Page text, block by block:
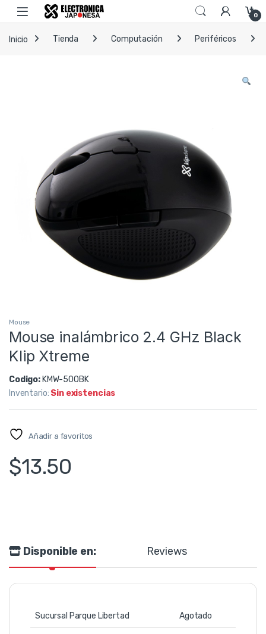
Skip to navigation
Skip to content
Open 0
Inicio Tienda Computación Periféricos
Mouse
Mouse inalámbrico 2.4 GHz Black
Klip Xtreme
Codigo: KMW-500BK
Inventario: Sin existencias
Añadir a favoritos
$13.50
Disponible en: Reviews
Sucursal Parque Libertad Agotado